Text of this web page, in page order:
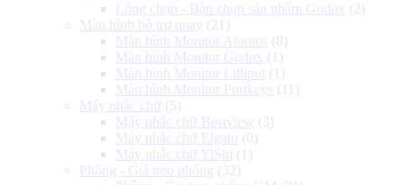
Lồng chụp - Bàn chụp sản phẩm Godox (2)
Màn hình hỗ trợ quay (21)
Màn hình Monitor Atomos (8)
Màn hình Monitor Godox (1)
Màn hình Monitor Lilliput (1)
Màn hình Monitor Portkeys (11)
Máy nhắc chữ (5)
Máy nhắc chữ Bestview (3)
Máy nhắc chữ Elgato (0)
Máy nhắc chữ YiShi
(1)
Phông - Giá treo phông (32)